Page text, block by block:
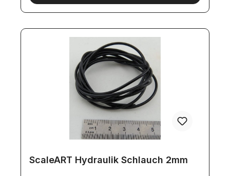
ScaleART Hydraulik Schlauch 2mm